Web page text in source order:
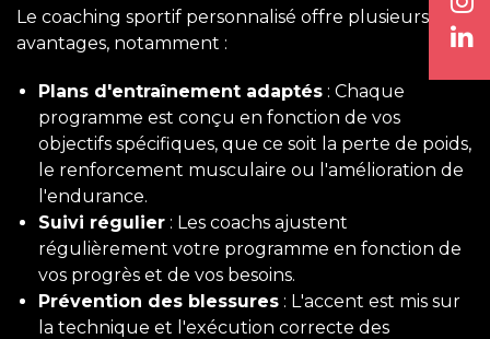
Le coaching sportif personnalisé offre plusieurs
avantages, notamment :
Plans d'entraînement adaptés : Chaque
programme est conçu en fonction de vos
objectifs spécifiques, que ce soit la perte de poids,
le renforcement musculaire ou l'amélioration de
l'endurance.
Suivi régulier : Les coachs ajustent
régulièrement votre programme en fonction de
vos progrès et de vos besoins.
Prévention des blessures : L'accent est mis sur
la technique et l'exécution correcte des